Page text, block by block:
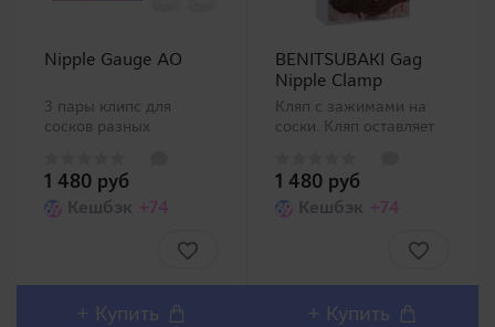
Nipple Gauge AO
3 пары клипс для
сосков разных
размеру (силе
затяжки). ..
1 480 руб
Кешбэк +74
+ Купить
BENITSUBAKI Gag
Nipple Clamp
Кляп с зажимами на
соски. Кляп оставляет
применить пытку
сосков. Серия
создана женщиной,
которая знает о BDSM
все, и представляет
собой линей..
1 480 руб
Кешбэк +74
+ Купить